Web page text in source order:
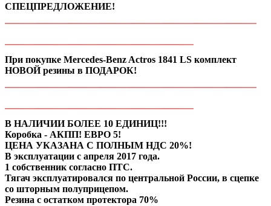
СПЕЦПРЕДЛОЖЕНИЕ!
При покупке Mercedes-Benz Actros 1841 LS комплект
НОВОЙ резины в ПОДАРОК!
В НАЛИЧИИ БОЛЕЕ 10 ЕДИНИЦ!!!
Коробка - АКПП! ЕВРО 5!
ЦЕНА УКАЗАНА С ПОЛНЫМ НДС 20%!
В эксплуатации с апреля 2017 года.
1 собственник согласно ПТС.
Тягач эксплуатировался по центральной России, в сцепке
со шторным полуприцепом.
Резина с остатком протектора 70%